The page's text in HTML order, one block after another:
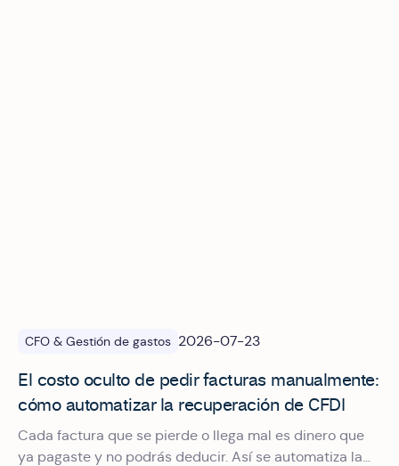
CFO & Gestión de gastos 2026-07-23
El costo oculto de pedir facturas manualmente:
cómo automatizar la recuperación de CFDI
Cada factura que se pierde o llega mal es dinero que
ya pagaste y no podrás deducir. Así se automatiza la